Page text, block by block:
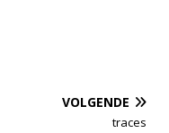
VOLGENDE
traces